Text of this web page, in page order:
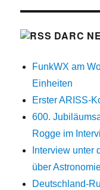
DARC
FunkWX am
Einheiten
Erster ARISS-
600.
Rogge im
Interview unter
über
Deutschland-